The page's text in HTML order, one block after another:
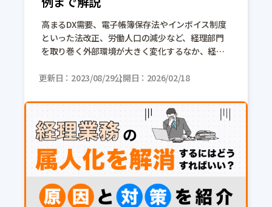
高まるDX需要、電子帳簿保存法やインボイス制度
といった法改正、労働人口の減少など、経理部門
を取り巻く外部環境が大きく変化するなか、経理
注目されています。本記事では経理BPOと […]
更新日 2023/08/29公開日 2026/02/18